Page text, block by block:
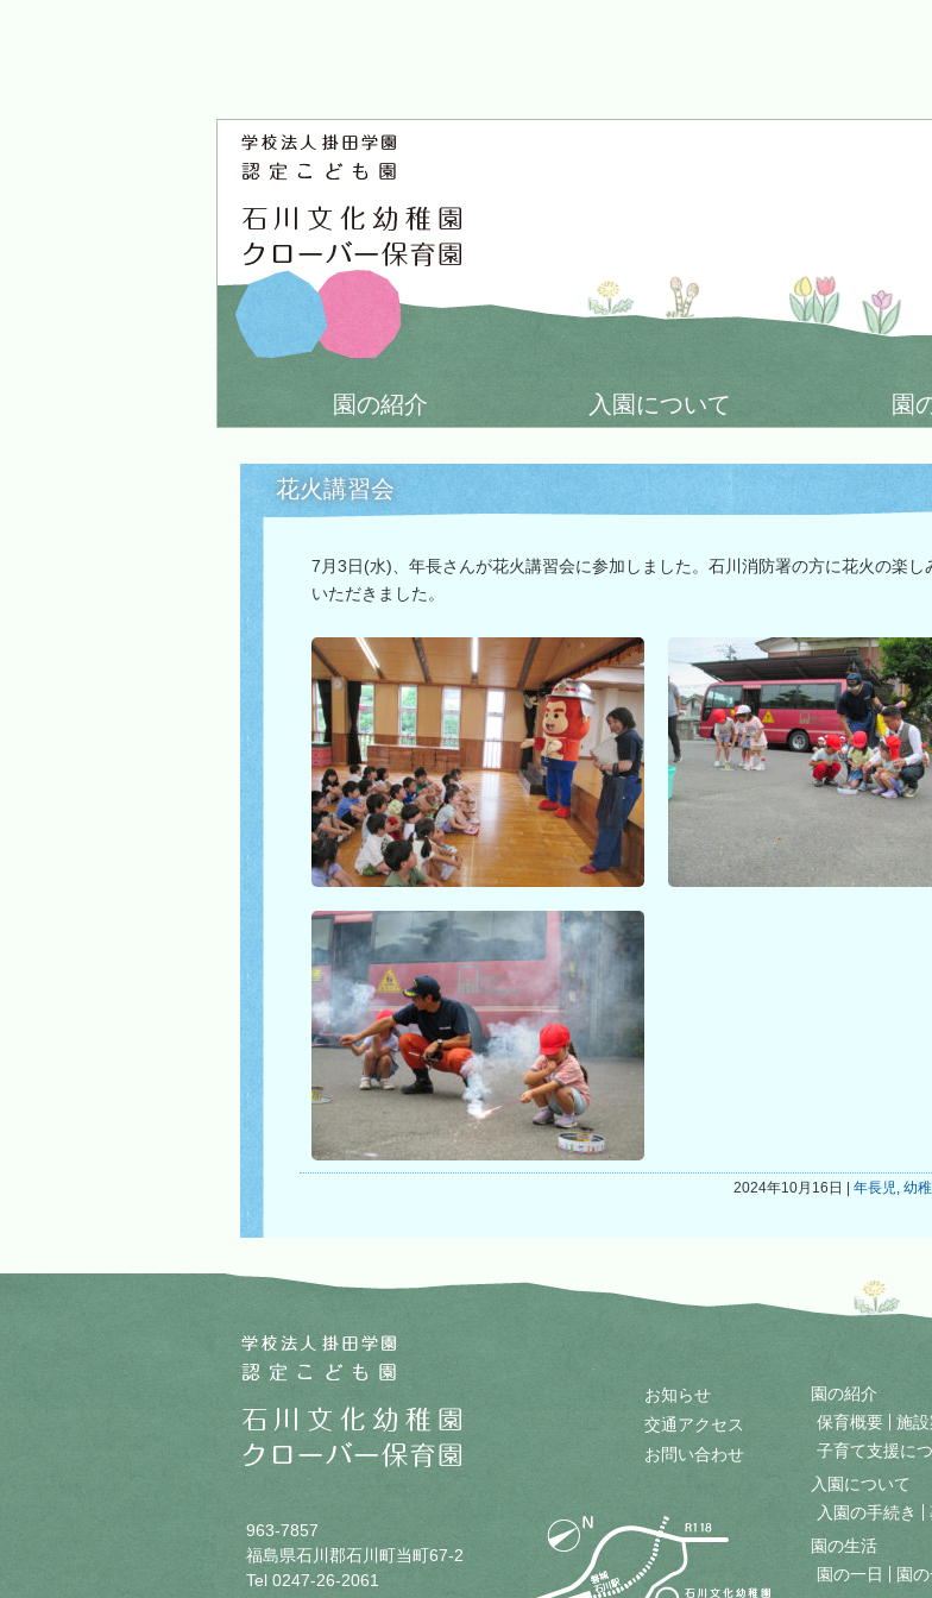
園の紹介 入園について 園
花火講習会
7月3日(水)、年長さんが花火講習会に参加しました。石川消防署の方に花火の楽し
いただきました。
2024年10月16日 | 年長児, 幼
963-7857
福島県石川郡石川町当町67-2
Tel 0247-26-2061
お知らせ
交通アクセス
お問い合わせ
園の紹介
保育概要
施
子育て支援に
入園について
入園の手続き
園の生活
園の一日
園